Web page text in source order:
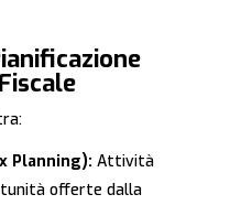
Planning): Attività
offerte dalla